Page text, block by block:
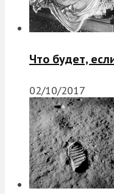
Что будет,
02/10/2017